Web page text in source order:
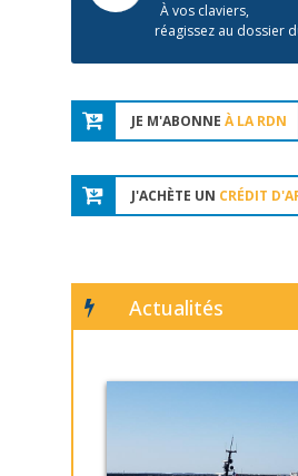
À vos claviers,
réagissez au dossier
JE M'ABONNE À LA RDN
J'ACHÈTE UN CRÉDIT
Actualités